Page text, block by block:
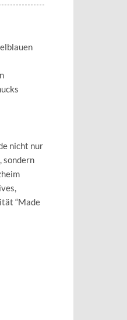
nicht nur
sondern
“Made